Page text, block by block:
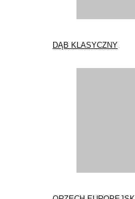
DĄB KLASYCZNY